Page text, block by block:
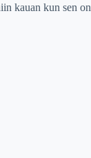
kauan kun sen on